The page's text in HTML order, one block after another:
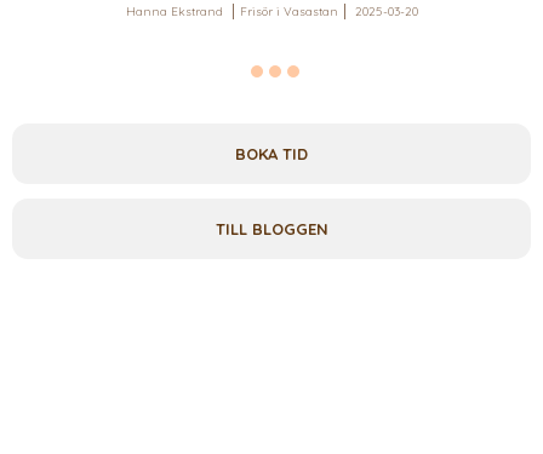
Hanna Ekstrand Frisör i Vasastan 2025-03-20
BOKA TID
TILL BLOGGEN